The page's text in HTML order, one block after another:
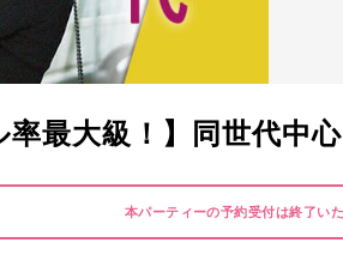
率最大級！】同世代中
本パーティーの予約受付は終了いた